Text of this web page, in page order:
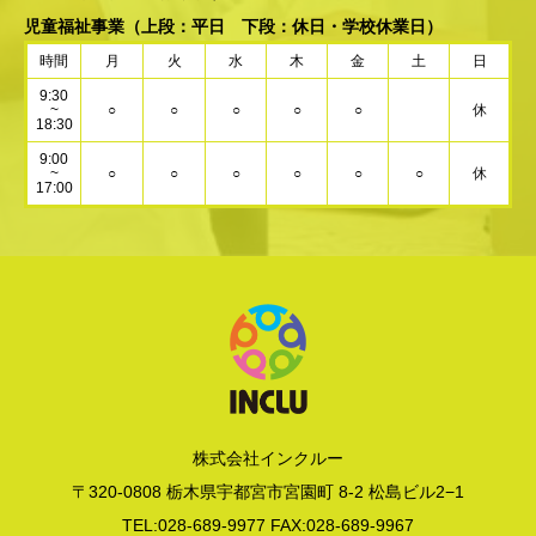
児童福祉事業 （上段：平日 下段：休日・学校休業日）
時間 月 火 水 木 金 土 日
9:30
~
18:30
○ ○ ○ ○ ○ 休
9:00
~
17:00
○ ○ ○ ○ ○ ○ 休
株式会社インクルー
〒320-0808 栃木県宇都宮市宮園町 8-2 松島ビル2−1
TEL:028-689-9977 FAX:028-689-9967